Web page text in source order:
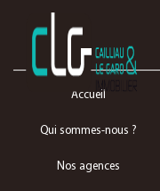
Accueil
Qui sommes-nous ?
Nos agences